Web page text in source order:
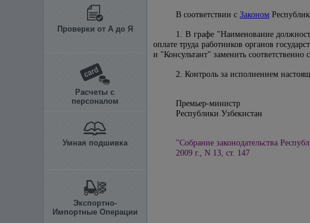
Проверки от А до Я
Расчеты с
персоналом
Умная подшивка
Экспортно-
Импортные Операции
В соответствии с Законом
1. В графе "Наименование
оплате труда работников органов
и "Консультант" заменить
2. Контроль за исполнением
Премьер-министр
Республики
"Собрание законодательства
2009 г., N 13, ст. 147